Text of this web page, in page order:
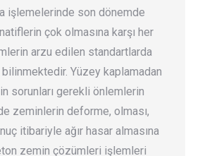
işlemelerinde son dönemde
çok olmasına karşı her
arzu edilen standartlarda
Yüzey kaplamadan
sorunları gerekli önlemlerin
zeminlerin deforme, olması,
itibariyle ağır hasar almasına
zemin çözümleri işlemleri